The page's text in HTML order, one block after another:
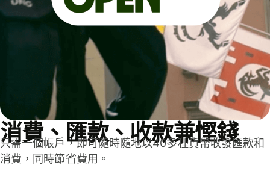
消費、匯款、收款兼慳錢
只需一個帳戶，即可隨時隨地以40多種貨幣收發匯款和
消費，同時節省費用。